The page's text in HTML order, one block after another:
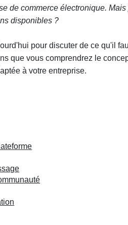
de commerce électronique.
disponibles ?
pour discuter de ce qu'il
que vous comprendrez le
à votre entreprise.